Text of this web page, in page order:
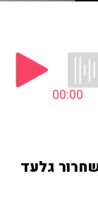
00:00
גלעד